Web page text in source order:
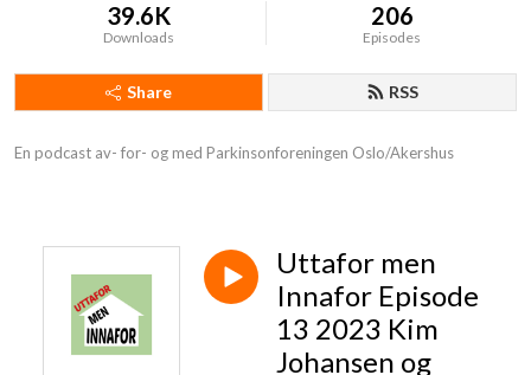
39.6K
Downloads
206
Episodes
Share RSS
En podcast av- for- og med Parkinsonforeningen Oslo/Akershus
Uttafor men
Innafor Episode
13 2023 Kim
Johansen og